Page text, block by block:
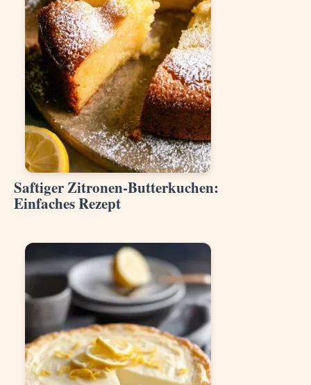
Saftiger Zitronen-Butterkuchen:
Einfaches Rezept